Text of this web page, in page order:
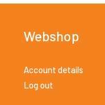
Webshop
Account details
Log out